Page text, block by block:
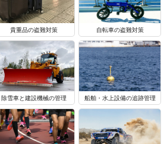
貴重品の盗難対策 自転車の盗難対策
除雪車と建設機械の管理 船舶・水上設備の追跡管理